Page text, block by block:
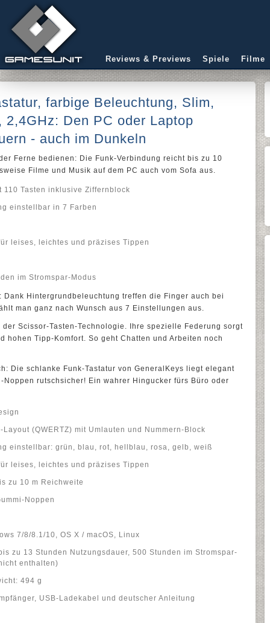
Reviews & Previews Spiele Filme
farbige Beleuchtung, Slim,
2,4GHz: Den PC oder Laptop
- auch im Dunkeln
Ferne bedienen: Die Funk-Verbindung reicht bis zu 10
Filme und Musik auf dem PC auch vom Sofa aus.
110 Tasten inklusive Ziffernblock
einstellbar in 7 Farben
leises, leichtes und präzises Tippen
im Stromspar-Modus
Hintergrundbeleuchtung treffen die Finger auch bei
man ganz nach Wunsch aus 7 Einstellungen aus.
Scissor-Tasten-Technologie. Ihre spezielle Federung sorgt
hohen Tipp-Komfort. So geht Chatten und Arbeiten noch
Die schlanke Funk-Tastatur von GeneralKeys liegt elegant
rutschsicher! Ein wahrer Hingucker fürs Büro oder
(QWERTZ) mit Umlauten und Nummern-Block
einstellbar: grün, blau, rot, hellblau, rosa, gelb, weiß
leises, leichtes und präzises Tippen
zu 10 m Reichweite
Noppen
7/8/8.1/10, OS X / macOS, Linux
zu 13 Stunden Nutzungsdauer, 500 Stunden im Stromspar-
enthalten)
494 g
USB-Ladekabel und deutscher Anleitung